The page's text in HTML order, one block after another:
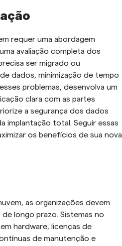
requer uma abordagem
avaliação completa dos
ser migrado ou
dados, minimização de tempo
problemas, desenvolva um
clara com as partes
a segurança dos dados
implantação total. Seguir essas
os benefícios de sua nova
as organizações devem
longo prazo. Sistemas no
hardware, licenças de
de manutenção e